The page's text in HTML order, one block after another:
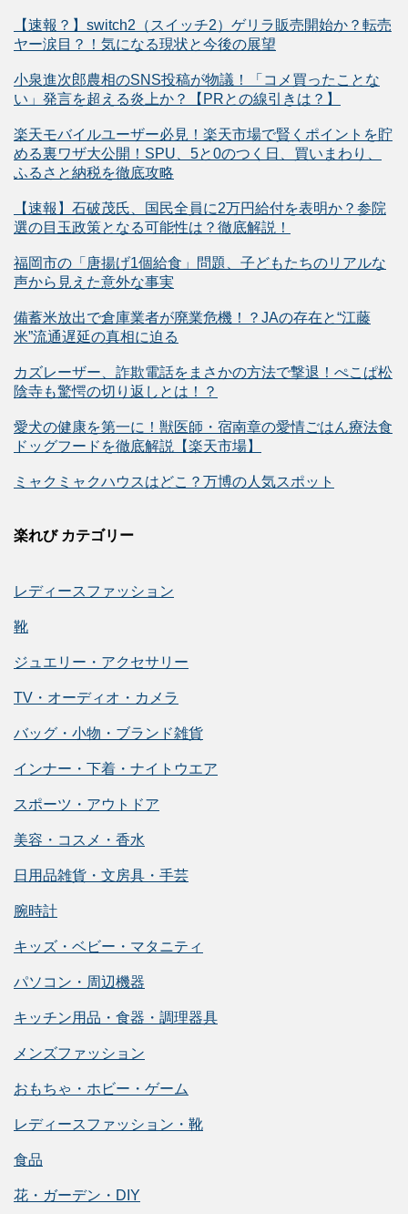
【速報？】switch2（スイッチ2）ゲリラ販売開始か？転売
ヤー涙目？！気になる現状と今後の展望
小泉進次郎農相のSNS投稿が物議！「コメ買ったことな
い」発言を超える炎上か？【PRとの線引きは？】
楽天モバイルユーザー必見！楽天市場で賢くポイントを貯
める裏ワザ大公開！SPU、5と0のつく日、買いまわり、
ふるさと納税を徹底攻略
【速報】石破茂氏、国民全員に2万円給付を表明か？参院
選の目玉政策となる可能性は？徹底解説！
福岡市の「唐揚げ1個給食」問題、子どもたちのリアルな
声から見えた意外な事実
備蓄米放出で倉庫業者が廃業危機！？JAの存在と“江藤
米”流通遅延の真相に迫る
カズレーザー、詐欺電話をまさかの方法で撃退！ぺこぱ松
陰寺も驚愕の切り返しとは！？
愛犬の健康を第一に！獣医師・宿南章の愛情ごはん療法食
ドッグフードを徹底解説【楽天市場】
ミャクミャクハウスはどこ？万博の人気スポット
楽れび カテゴリー
レディースファッション
靴
ジュエリー・アクセサリー
TV・オーディオ・カメラ
バッグ・小物・ブランド雑貨
インナー・下着・ナイトウエア
スポーツ・アウトドア
美容・コスメ・香水
日用品雑貨・文房具・手芸
腕時計
キッズ・ベビー・マタニティ
パソコン・周辺機器
キッチン用品・食器・調理器具
メンズファッション
おもちゃ・ホビー・ゲーム
レディースファッション・靴
食品
花・ガーデン・DIY